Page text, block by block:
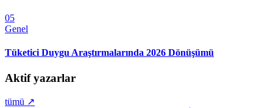
05
Genel
Tüketici Duygu Araştırmalarında 2026 Dönüşümü
Aktif yazarlar
tümü ↗